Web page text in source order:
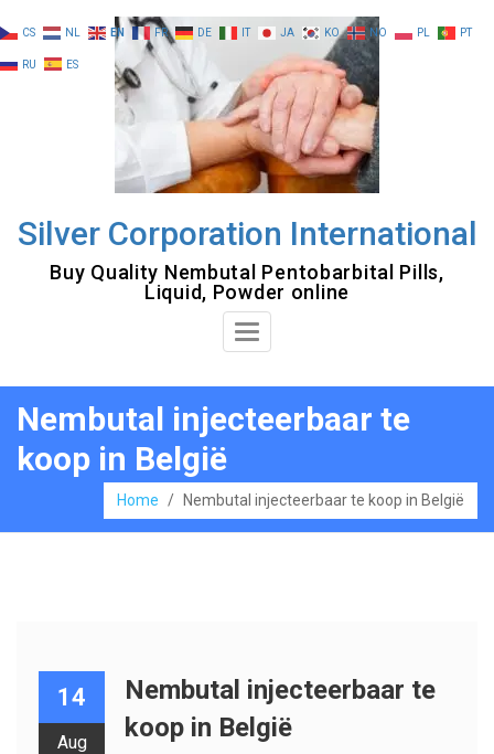
to
content
Silver Corporation International
Buy Quality Nembutal Pentobarbital Pills,
Liquid, Powder online
Toggle
Nembutal injecteerbaar te
koop in België
Home / Nembutal injecteerbaar te koop in België
14
Aug
Nembutal injecteerbaar te
koop in België
CS NL EN FR DE IT JA KO NO PL PT
RU ES